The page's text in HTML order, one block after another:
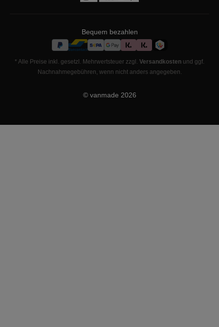
Bequem bezahlen
* Alle Preise inkl. gesetzl. Mehrwertsteuer zzgl. Versandkosten und ggf.
Nachnahmegebühren, wenn nicht anders angegeben.
© vanmade 2026